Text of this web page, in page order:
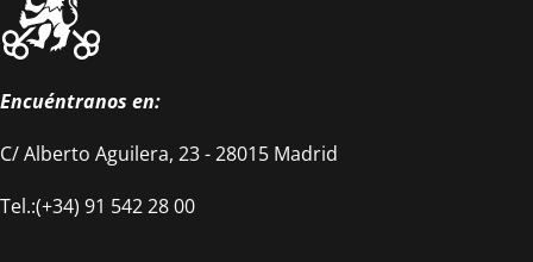
Encuéntranos en:
C/ Alberto Aguilera, 23 - 28015 Madrid
Tel.:(+34) 91 542 28 00